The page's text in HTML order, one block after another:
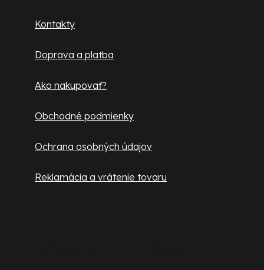
Kontakty
Doprava a platba
Ako nakupovať?
Obchodné podmienky
Ochrana osobných údajov
Reklamácia a vrátenie tovaru